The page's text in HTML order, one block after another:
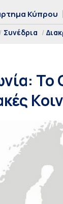
Κύπρου
Συνέδρια
Το